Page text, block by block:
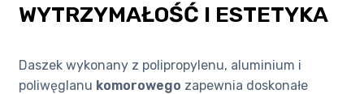
WYTRZYMAŁOŚĆ I ESTETYKA
Daszek wykonany z polipropylenu, aluminium i
poliwęglanu komorowego zapewnia doskonałe